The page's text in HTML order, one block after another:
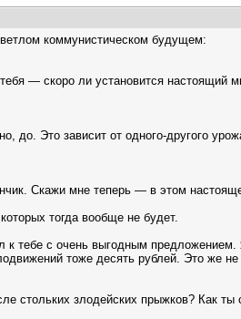
коммунистическом будущем:
— скоро ли установится настоящий
до. Это зависит от одного-другого
Скажи мне теперь — в этом
тогда вообще не будет.
тебе с очень выгодным предложением.
тоже десять рублей. Это
стольких злодейских прыжков? Как